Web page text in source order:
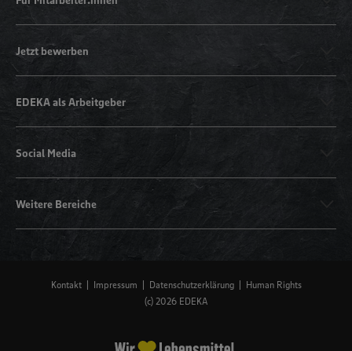
Jetzt bewerben
EDEKA als Arbeitgeber
Social Media
Weitere Bereiche
Kontakt Impressum Datenschutzerklärung
Human Rights
(c) 2026 EDEKA